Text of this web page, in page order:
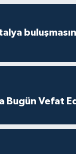
Bugün Vefat